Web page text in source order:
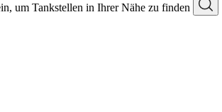
um Tankstellen in Ihrer Nähe zu finden